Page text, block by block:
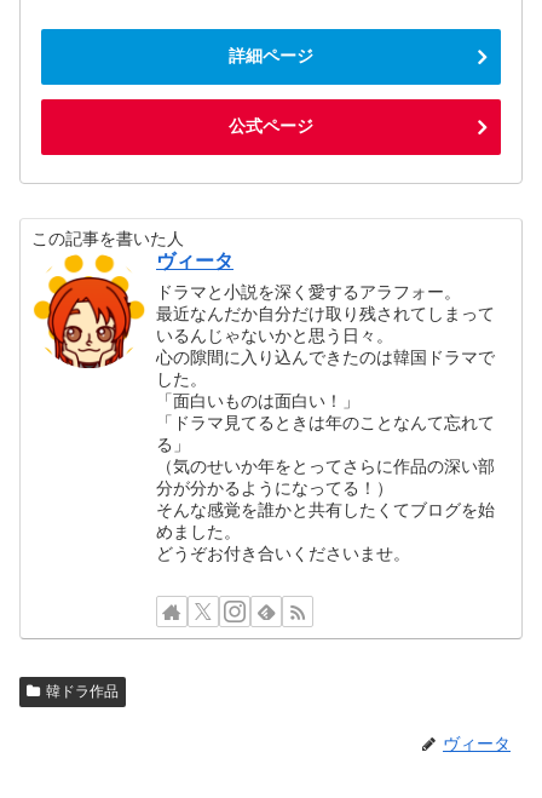
詳細ページ
公式ページ
この記事を書いた人
ヴィータ
ドラマと小説を深く愛するアラフォー。
最近なんだか自分だけ取り残されてしまって
いるんじゃないかと思う日々。
心の隙間に入り込んできたのは韓国ドラマで
した。
「面白いものは面白い！」
「ドラマ見てるときは年のことなんて忘れて
る」
（気のせいか年をとってさらに作品の深い部
分が分かるようになってる！）
そんな感覚を誰かと共有したくてブログを始
めました。
どうぞお付き合いくださいませ。
韓ドラ作品
ヴィータ